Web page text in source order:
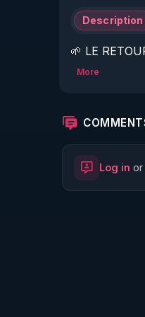
Description
🌱 LE
🌱 LE
http://rgnr.li/
More
Log in or